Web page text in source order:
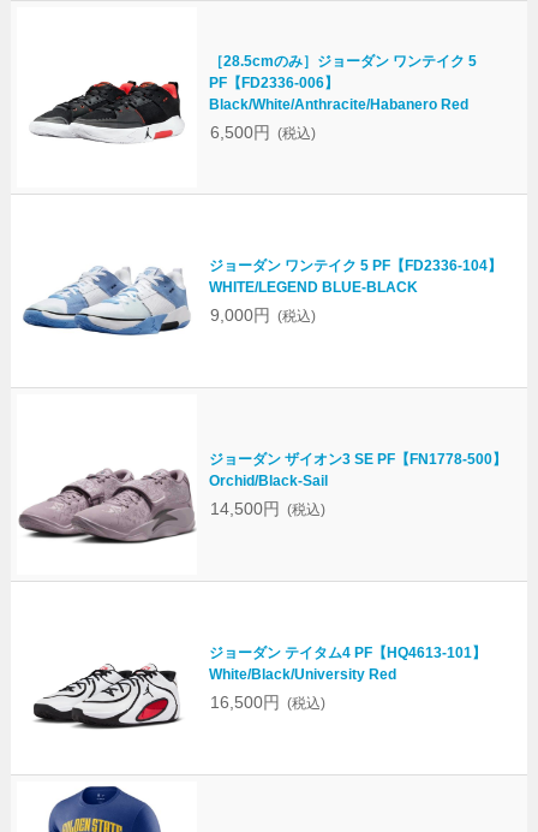
［28.5cmのみ］ジョーダン ワンテイク 5
PF【FD2336-006】
Black/White/Anthracite/Habanero Red
6,500円 (税込)
ジョーダン ワンテイク 5 PF【FD2336-104】
WHITE/LEGEND BLUE-BLACK
9,000円 (税込)
ジョーダン ザイオン3 SE PF【FN1778-500】
Orchid/Black-Sail
14,500円 (税込)
ジョーダン テイタム4 PF【HQ4613-101】
White/Black/University Red
16,500円 (税込)